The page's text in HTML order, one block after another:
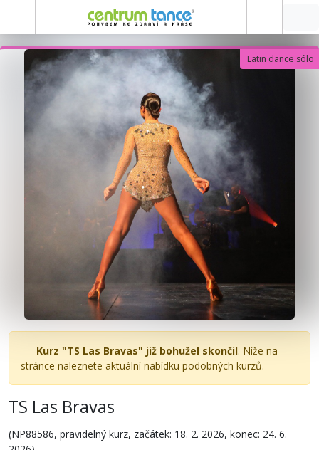
Latin dance sólo
Kurz "TS Las Bravas" již bohužel skončil. Níže na
stránce naleznete aktuální nabídku podobných kurzů.
TS Las Bravas
(NP88586, pravidelný kurz, začátek: 18. 2. 2026, konec: 24. 6.